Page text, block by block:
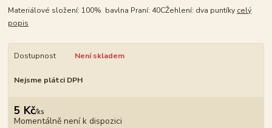
Materiálové složení: 100% bavlna Praní: 40CŽehlení: dva puntíky celý
popis
Dostupnost Není skladem
Nejsme plátci DPH
5 Kč/ks
Momentálně není k dispozici